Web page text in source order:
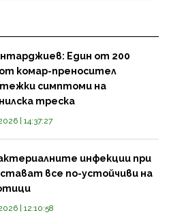
Един от 200
комар-преносител
тежки симптоми на
треска
| 14:37:27
инфекции при
все по-устойчиви на
| 12:10:58